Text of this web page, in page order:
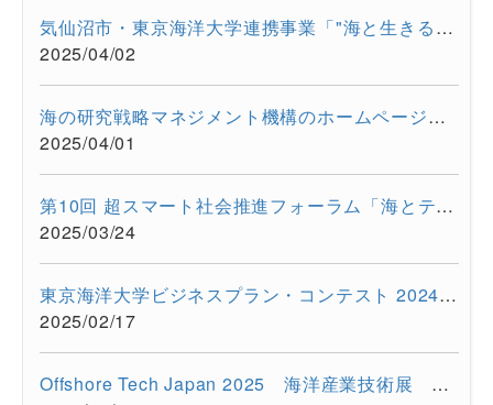
気仙沼市・東京海洋大学連携事業「"海と生きる"連続水産セミナー...
2025/04/02
海の研究戦略マネジメント機構のホームページをリニューアルしま...
2025/04/01
第10回 超スマート社会推進フォーラム「海とテクノロジーの融合が...
2025/03/24
東京海洋大学ビジネスプラン・コンテスト 2024を開催しました
2025/02/17
Offshore Tech Japan 2025 海洋産業技術展 ー海洋資源の利活用...